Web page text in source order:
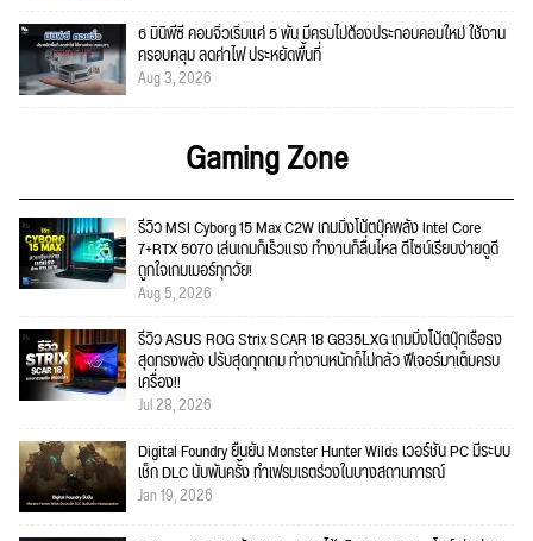
6 มินิพีซี คอมจิ๋วเริ่มแค่ 5 พัน มีครบไม่ต้องประกอบคอมใหม่ ใช้งาน
ครอบคลุม ลดค่าไฟ ประหยัดพื้นที่
Aug 3, 2026
Gaming Zone
รีวิว MSI Cyborg 15 Max C2W เกมมิ่งโน้ตบุ๊คพลัง Intel Core
7+RTX 5070 เล่นเกมก็เร็วแรง ทำงานก็ลื่นไหล ดีไซน์เรียบง่ายดูดี
ถูกใจเกมเมอร์ทุกวัย!
Aug 5, 2026
รีวิว ASUS ROG Strix SCAR 18 G835LXG เกมมิ่งโน้ตบุ๊กเรือธง
สุดทรงพลัง ปรับสุดทุกเกม ทำงานหนักก็ไม่กลัว ฟีเจอร์มาเต็มครบ
เครื่อง!!
Jul 28, 2026
Digital Foundry ยืนยัน Monster Hunter Wilds เวอร์ชัน PC มีระบบ
เช็ก DLC นับพันครั้ง ทำเฟรมเรตร่วงในบางสถานการณ์
Jan 19, 2026